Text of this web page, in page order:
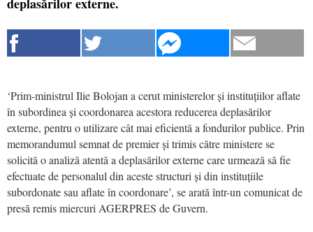
‘Prim-ministrul Ilie Bolojan a cerut ministerelor și instituțiilor aflate
în subordinea și coordonarea acestora reducerea deplasărilor
externe, pentru o utilizare cât mai eficientă a fondurilor publice. Prin
memorandumul semnat de premier și trimis către ministere se
solicită o analiză atentă a deplasărilor externe care urmează să fie
efectuate de personalul din aceste structuri și din instituțiile
subordonate sau aflate în coordonare’, se arată într-un comunicat de
presă remis miercuri AGERPRES de Guvern.